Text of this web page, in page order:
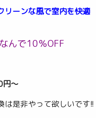
リーンな風で室内を快適
んで10％OFF
円～
は是非やって欲しいです!!